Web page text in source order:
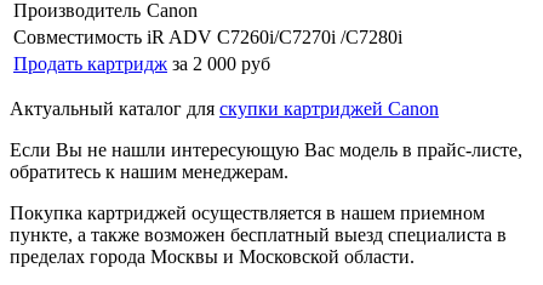
Производитель Canon
Совместимость iR ADV C7260i/C7270i /C7280i
Продать картридж за 2 000 руб
Актуальный каталог для скупки картриджей Canon
Если Вы не нашли интересующую Вас модель в прайс-листе,
обратитесь к нашим менеджерам.
Покупка картриджей осуществляется в нашем приемном
пункте, а также возможен бесплатный выезд специалиста в
пределах города Москвы и Московской области.